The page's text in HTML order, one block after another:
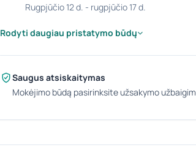
rugpjūčio 12 d. - rugpjūčio 17 d.
Rodyti daugiau pristatymo būdų
Saugus atsiskaitymas
Mokėjimo būdą pasirinksite užsakymo